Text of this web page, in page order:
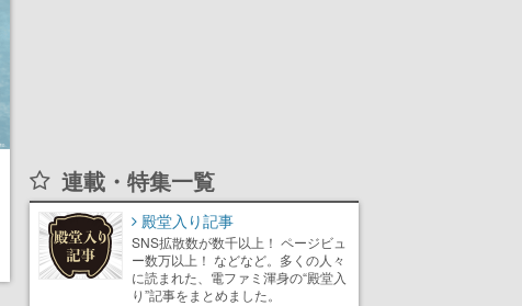
連載・特集一覧
殿堂入り記事
SNS拡散数が数千以上！ ページビュ
ー数万以上！ などなど。多くの人々
に読まれた、電ファミ渾身の“殿堂入
り”記事をまとめました。